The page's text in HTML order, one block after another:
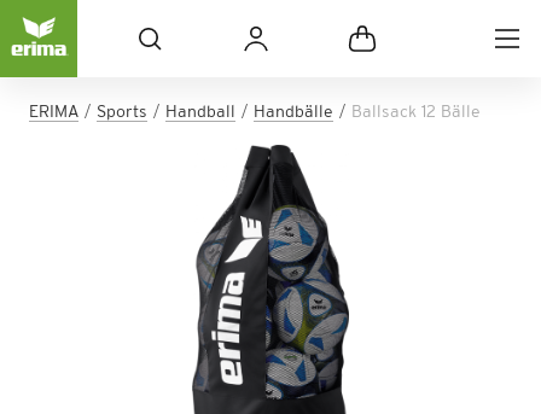
ERIMA Sports Handball Handbälle Ballsack 12 Bälle